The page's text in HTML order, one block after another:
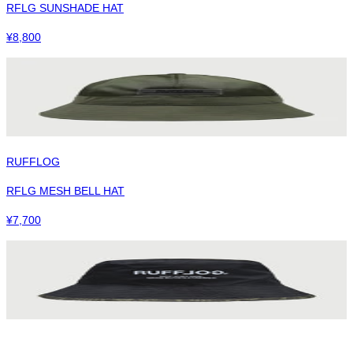
RFLG SUNSHADE HAT
¥8,800
RUFFLOG
RFLG MESH BELL HAT
¥7,700